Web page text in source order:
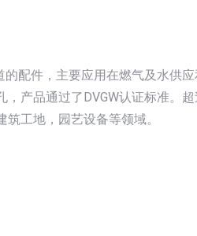
配件，主要应用在燃气及水供
产品通过了DVGW认证标准。
工地，园艺设备等领域。